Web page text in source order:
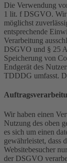
Die Verwendung
1 lit. f DSGVO. Wir
möglichst
entsprechende
Verarbeitung
DSGVO und § 25
Speicherung von
Endgerät des
TDDDG umfasst.
Wir haben einen
Nutzung des oben
es sich um einen
gewährleistet, dass
Websitebesucher
der DSGVO